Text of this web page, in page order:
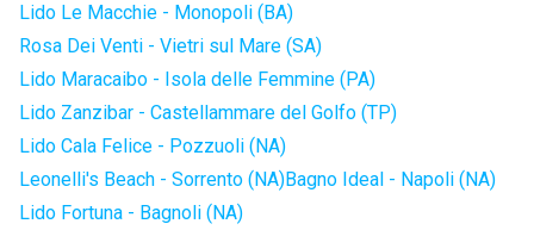
Lido Le Macchie - Monopoli (BA)
Rosa Dei Venti - Vietri sul Mare (SA)
Lido Maracaibo - Isola delle Femmine (PA)
Lido Zanzibar - Castellammare del Golfo (TP)
Lido Cala Felice - Pozzuoli (NA)
Leonelli's Beach - Sorrento (NA)Bagno Ideal - Napoli (NA)
Lido Fortuna - Bagnoli (NA)